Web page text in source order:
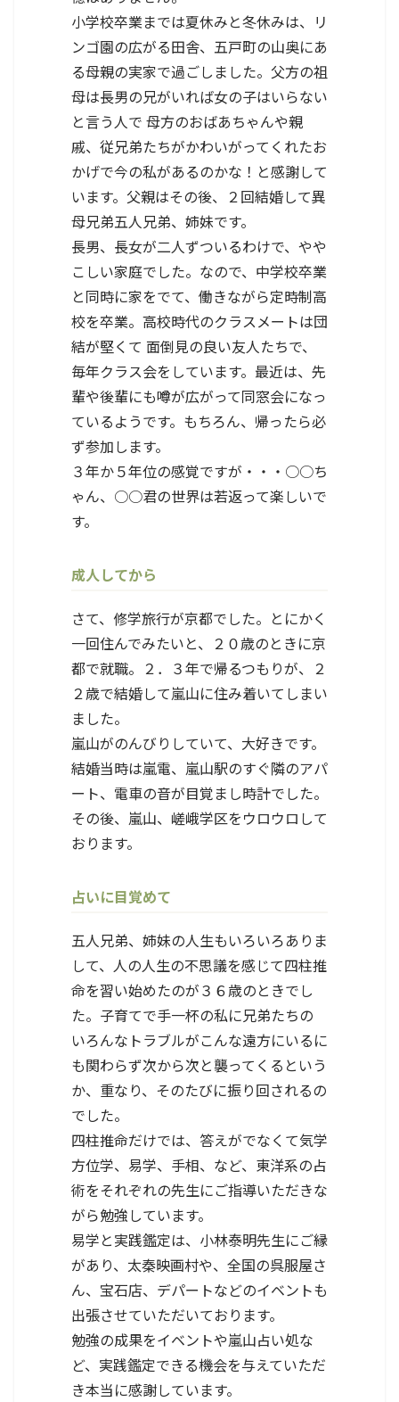
小学校卒業までは夏休みと冬休みは、リ
ンゴ園の広がる田舎、五戸町の山奥にあ
る母親の実家で過ごしました。父方の祖
母は長男の兄がいれば女の子はいらない
と言う人で 母方のおばあちゃんや親
戚、従兄弟たちがかわいがってくれたお
かげで今の私があるのかな！と感謝して
います。父親はその後、２回結婚して異
母兄弟五人兄弟、姉妹です。
長男、長女が二人ずついるわけで、やや
こしい家庭でした。なので、中学校卒業
と同時に家をでて、働きながら定時制高
校を卒業。高校時代のクラスメートは団
結が堅くて 面倒見の良い友人たちで、
毎年クラス会をしています。最近は、先
輩や後輩にも噂が広がって同窓会になっ
ているようです。もちろん、帰ったら必
ず参加します。
３年か５年位の感覚ですが・・・○○ち
ゃん、○○君の世界は若返って楽しいで
す。
成人してから
さて、修学旅行が京都でした。とにかく
一回住んでみたいと、２０歳のときに京
都で就職。２．３年で帰るつもりが、２
２歳で結婚して嵐山に住み着いてしまい
ました。
嵐山がのんびりしていて、大好きです。
結婚当時は嵐電、嵐山駅のすぐ隣のアパ
ート、電車の音が目覚まし時計でした。
その後、嵐山、嵯峨学区をウロウロして
おります。
占いに目覚めて
五人兄弟、姉妹の人生もいろいろありま
して、人の人生の不思議を感じて四柱推
命を習い始めたのが３６歳のときでし
た。子育てで手一杯の私に兄弟たちの
いろんなトラブルがこんな遠方にいるに
も関わらず次から次と襲ってくるという
か、重なり、そのたびに振り回されるの
でした。
四柱推命だけでは、答えがでなくて気学
方位学、易学、手相、など、東洋系の占
術をそれぞれの先生にご指導いただきな
がら勉強しています。
易学と実践鑑定は、小林泰明先生にご縁
があり、太秦映画村や、全国の呉服屋さ
ん、宝石店、デパートなどのイベントも
出張させていただいております。
勉強の成果をイベントや嵐山占い処な
ど、実践鑑定できる機会を与えていただ
き本当に感謝しています。